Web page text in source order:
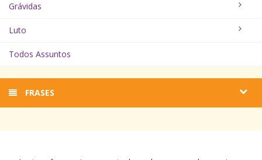
Grávidas
Luto
Todos Assuntos
FRASES